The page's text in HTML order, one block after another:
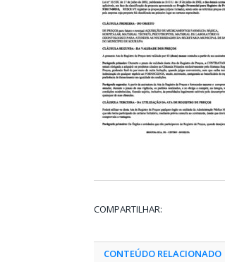
COMPARTILHAR:
CONTEÚDO RELACIONADO